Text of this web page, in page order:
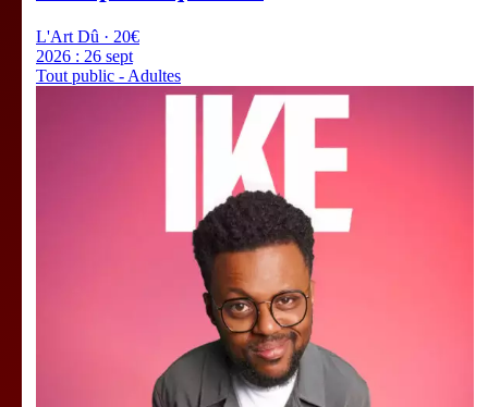
L'Art Dû · 20€
2026 : 26 sept
Tout public - Adultes